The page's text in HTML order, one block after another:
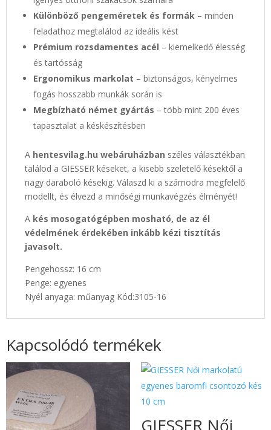
Különböző pengeméretek és formák – minden
feladathoz megtalálod az ideális kést
Prémium rozsdamentes acél – kiemelkedő élesség
és tartósság
Ergonomikus markolat – biztonságos, kényelmes
fogás hosszabb munkák során is
Megbízható német gyártás – több mint 200 éves
tapasztalat a késkészítésben
A hentesvilag.hu webáruházban széles választékban
találod a GIESSER késeket, a kisebb szeletelő késektől a
nagy daraboló késekig. Válaszd ki a számodra megfelelő
modellt, és élvezd a minőségi munkavégzés élményét!
A kés mosogatógépben mosható, de az él
védelmének érdekében inkább kézi tisztítás
javasolt.
Pengehossz: 16 cm
Penge: egyenes
Nyél anyaga: műanyag Kód:3105-16
Kapcsolódó termékek
GIESSER Női